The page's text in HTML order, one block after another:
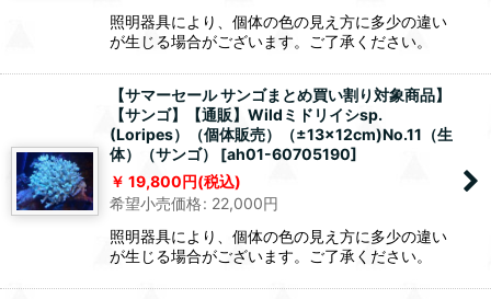
照明器具により、個体の色の見え方に多少の違い
が生じる場合がございます。ご了承ください。
【サマーセール サンゴまとめ買い割り対象商品】
【サンゴ】【通販】Wildミドリイシsp.
(Loripes）（個体販売）（±13x12cm)No.11（生
体）（サンゴ）
[ah01-60705190]
19,800円(税込)
希望小売価格: 22,000円
照明器具により、個体の色の見え方に多少の違い
が生じる場合がございます。ご了承ください。